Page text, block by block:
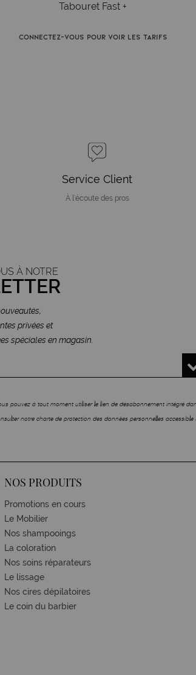
Tabouret Fast +
Connectez-vous pour voir les tarifs
Service Client
À l'écoute des pros
À NOTRE
privées et
spéciales en magasin.
pouvez à tout moment utiliser le lien de désabonnement intégré
notre charte de protection des données personnelles accessible
NOS PRODUITS
Promotions en cours
Le Mobilier
Nos shampooings
La coloration
Nos soins réparateurs
Le lissage
Nos cires dépilatoires
Le coin du barbier